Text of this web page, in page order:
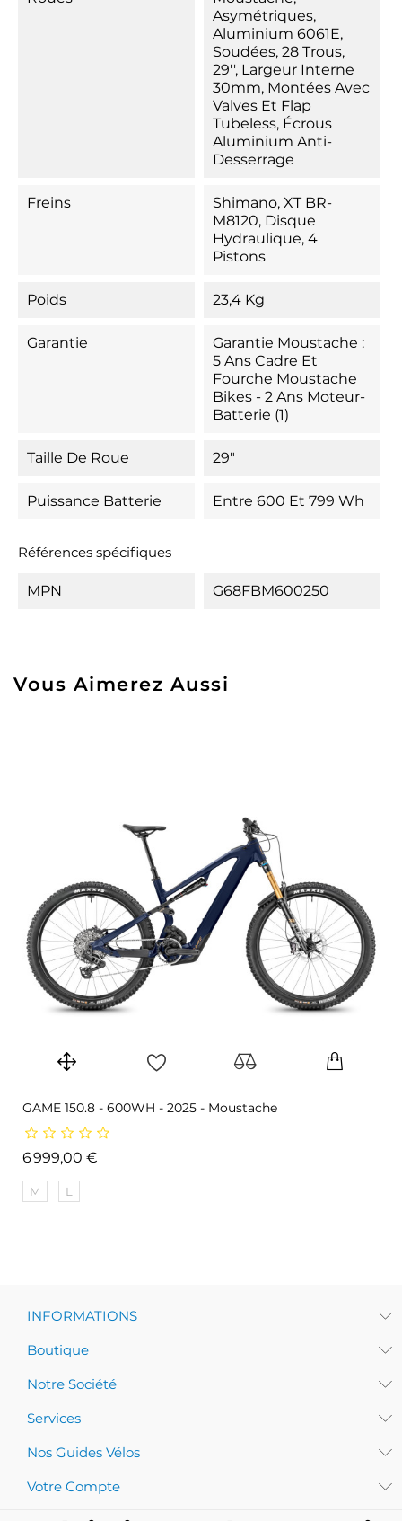
Asymétriques,
Aluminium 6061E,
Soudées, 28 Trous,
29'', Largeur Interne
30mm, Montées Avec
Valves Et Flap
Tubeless, Écrous
Aluminium Anti-
Desserrage
Freins
Shimano, XT BR-
M8120, Disque
Hydraulique, 4
Pistons
Poids 23,4 Kg
Garantie
Garantie Moustache :
5 Ans Cadre Et
Fourche Moustache
Bikes - 2 Ans Moteur-
Batterie (1)
Taille De Roue 29"
Puissance Batterie Entre 600 Et 799 Wh
Références spécifiques
MPN G68FBM600250
Vous Aimerez Aussi
GAME 150.8 - 600WH - 2025 - Moustache
6 999,00 €
M L
INFORMATIONS
Boutique
Notre Société
Services
Nos Guides Vélos
Votre Compte